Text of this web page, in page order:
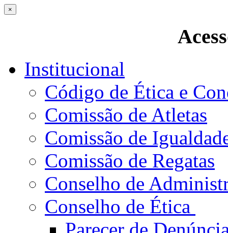
×
Institucional
Código de Ética e
Comissão de Atletas
Comissão de
Comissão de Regatas
Conselho de
Conselho de Ética